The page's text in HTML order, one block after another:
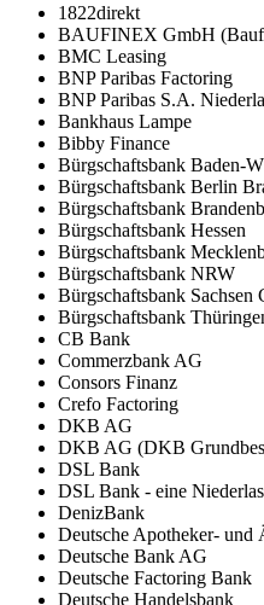
1822direkt
BAUFINEX GmbH
BMC Leasing
BNP Paribas Factoring
BNP Paribas S.A.
Bankhaus Lampe
Bibby Finance
Bürgschaftsbank Baden-
Bürgschaftsbank Berlin
Bürgschaftsbank
Bürgschaftsbank Hessen
Bürgschaftsbank
Bürgschaftsbank NRW
Bürgschaftsbank Sachsen
Bürgschaftsbank
CB Bank
Commerzbank AG
Consors Finanz
Crefo Factoring
DKB AG
DKB AG (DKB
DSL Bank
DSL Bank - eine
DenizBank
Deutsche Apotheker- und
Deutsche Bank AG
Deutsche Factoring Bank
Deutsche Handelsbank